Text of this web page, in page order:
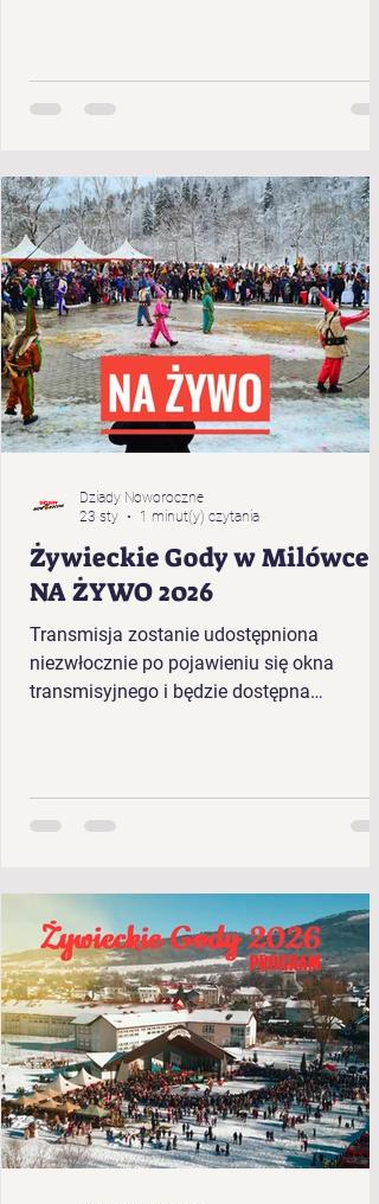
Żywieckie Gody w Milówce -
NA ŻYWO 2026
Transmisja zostanie udostępniona
niezwłocznie po pojawieniu się okna
transmisyjnego i będzie dostępna
Cięciny „Gronicki” z Brzuśnika „Jukace” z
Zabłocia „Pietrasianie” z Nieledwi „Świerki”
zza Potoka” z Brzuśnika „Bojcery” z
„Przybłędy” z Przybędzy „Wyrwicisy” z
Ciśca „Romanka” z Żabnicy „Harnasie z
Łyngu” z Milówki „K
Dziady Noworoczne
23 sty
1 minut(y) czytania